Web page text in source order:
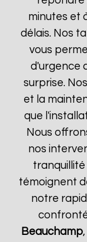
minutes et
délais. Nos
vous
d'urgence
surprise.
et la
que
Nous
nos
témoignent
notre
Beauchamp